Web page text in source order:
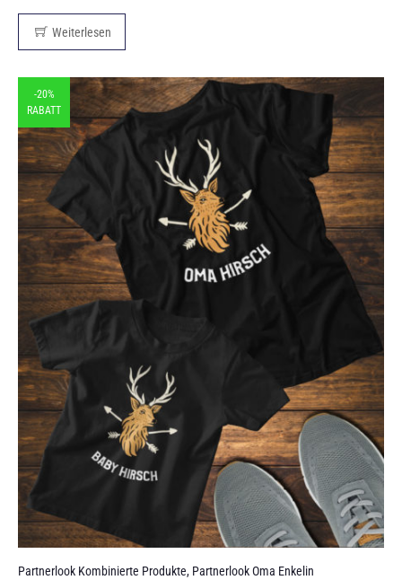
Weiterlesen
-20%
RABATT
Partnerlook Kombinierte Produkte, Partnerlook Oma Enkelin